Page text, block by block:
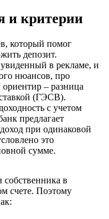
и критерии
который помог
депозит.
в рекламе, и
нюансов, про
– разница
(ГЭСВ).
с учетом
предлагает
при одинаковой
это
сумме.
в
счете. Поэтому